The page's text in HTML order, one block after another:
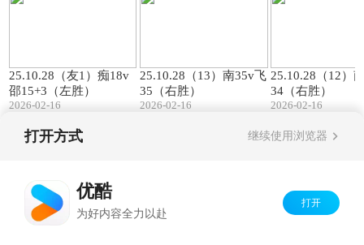
25.10.28（友1）痴18v
邵15+3（左胜）
2026-02-16
25.10.28（13）南35v飞
35（右胜）
2026-02-16
25.10.28（12）
34（右胜）
2026-02-16
打开方式 继续使用浏览器
优酷
为好内容全力以赴
打开